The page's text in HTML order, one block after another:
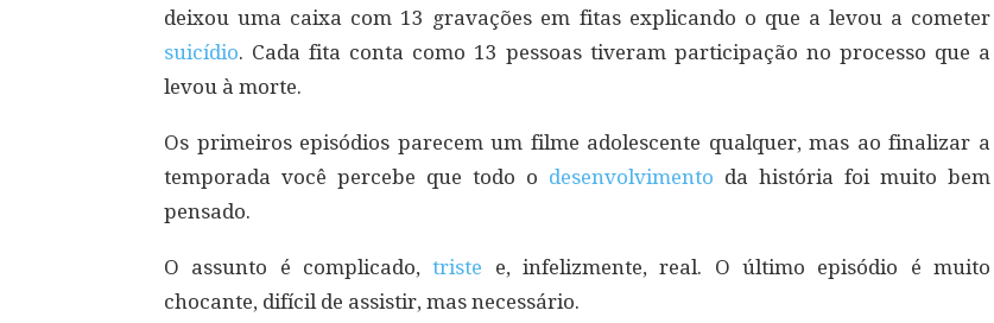
deixou uma caixa com 13 gravações em fitas explicando o que a levou a cometer
suicídio. Cada fita conta como 13 pessoas tiveram participação no processo que a
levou à morte.
Os primeiros episódios parecem um filme adolescente qualquer, mas ao finalizar a
temporada você percebe que todo o desenvolvimento da história foi muito bem
pensado.
O assunto é complicado,triste e, infelizmente, real. O último episódio é muito
chocante, difícil de assistir, mas necessário.